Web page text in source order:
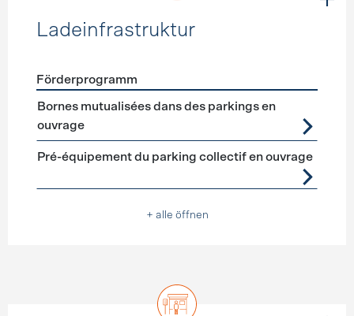
Ladeinfrastruktur
Förderprogramme Ladeinfrastruktur
Förderprogramm
Bornes mutualisées dans des parkings en
ouvrage
Pré-équipement du parking collectif en ouvrage
+ alle öffnen